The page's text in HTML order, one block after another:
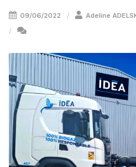
09/06/2022 Adeline